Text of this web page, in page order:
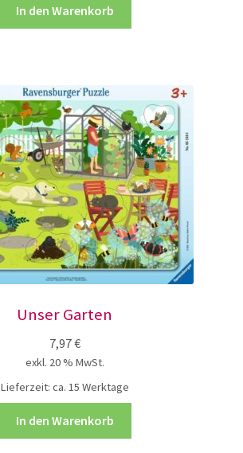
In den Warenkorb
Unser Garten
7,97€
exkl. 20 % MwSt.
Lieferzeit: ca. 15 Werktage
In den Warenkorb